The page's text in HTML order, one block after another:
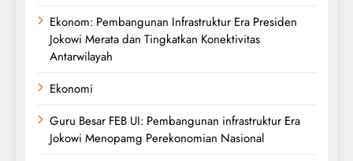
Ekonom: Pembangunan Infrastruktur Era Presiden
Jokowi Merata dan Tingkatkan Konektivitas
Antarwilayah
Ekonomi
Guru Besar FEB UI: Pembangunan infrastruktur Era
Jokowi Menopamg Perekonomian Nasional